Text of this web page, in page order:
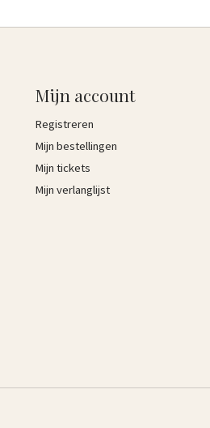
Mijn account
Registreren
Mijn bestellingen
Mijn tickets
Mijn verlanglijst